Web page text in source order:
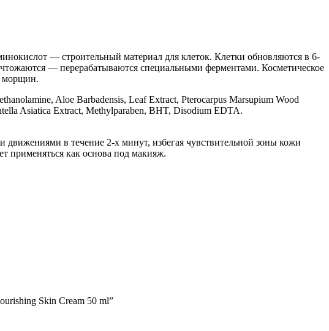
— строительный материал для клеток. Клетки обновляются в 6-
— перерабатываются специальными ферментами. Косметическое
морщин.
Aloe Barbadensis, Leaf Extract, Pterocarpus Marsupium Wood
Asiatica Extract, Methylparaben, BHT, Disodium EDTA.
в течение 2-х минут, избегая чувствительной зоны кожи
применяться как основа под макияж.
Skin Cream 50 ml”